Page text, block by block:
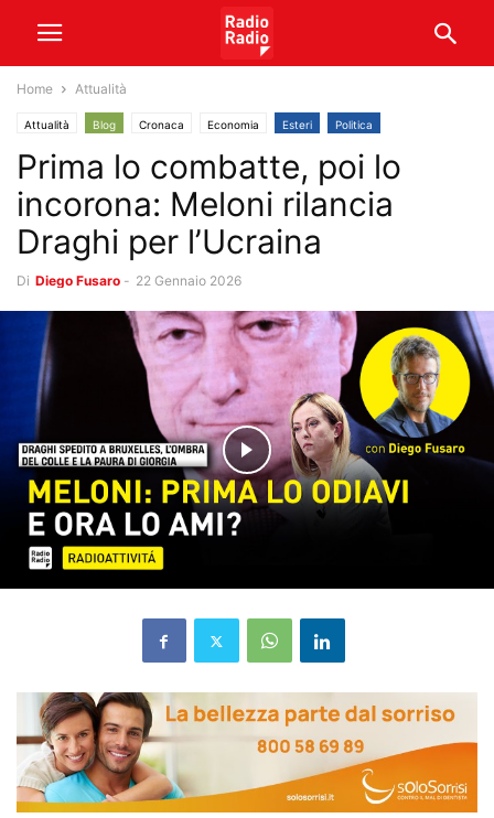
Home Attualità
Attualità Blog Cronaca Economia Esteri Politica
RadioAttività Video
Prima lo combatte, poi lo
incorona: Meloni rilancia
Draghi per l’Ucraina
Di Diego Fusaro - 22 Gennaio 2026